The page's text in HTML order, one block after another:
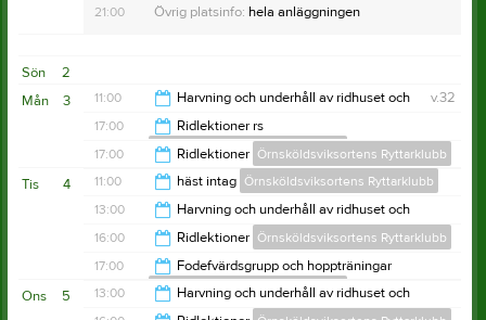
21:00
Övrig platsinfo: hela anläggningen
2
Sön
3
Mån v.32
11:00
Harvning och underhåll av ridhuset och
utebanor sommartid
Örnsköldsviksortens Ryttarklubb
12:00
17:00
Ridlektioner rs
Örnsköldsviksortens Ryttarklubb
20:00
17:00 Ridlektioner Örnsköldsviksortens Ryttarklubb
21:00
4
Tis 11:00 häst intag Örnsköldsviksortens Ryttarklubb
12:00
13:00
Harvning och underhåll av ridhuset och
utebanor sommartid
Örnsköldsviksortens Ryttarklubb
14:00
16:00 Ridlektioner Örnsköldsviksortens Ryttarklubb
21:00
17:00
Fodefvärdsgrupp och hoppträningar
Örnsköldsviksortens Ryttarklubb
5
Ons 13:00
Harvning och underhåll av ridhuset och
utebanor sommartid